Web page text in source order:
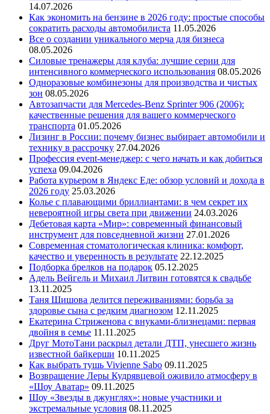
14.07.2026
Как экономить на бензине в 2026 году: простые способы
сократить расходы автомобилиста 11.05.2026
Все о создании уникального мерча для бизнеса
08.05.2026
Силовые тренажеры для клуба: лучшие серии для
интенсивного коммерческого использования 08.05.2026
Одноразовые комбинезоны для производства и чистых
зон 08.05.2026
Автозапчасти для Mercedes-Benz Sprinter 906 (2006):
качественные решения для вашего коммерческого
транспорта 01.05.2026
Лизинг в России: почему бизнес выбирает автомобили и
технику в рассрочку 27.04.2026
Профессия event-менеджер: с чего начать и как добиться
успеха 09.04.2026
Работа курьером в Яндекс Еде: обзор условий и дохода в
2026 году 25.03.2026
Колье с плавающими бриллиантами: в чем секрет их
невероятной игры света при движении 24.03.2026
Дебетовая карта «Мир»: современный финансовый
инструмент для повседневной жизни 27.01.2026
Современная стоматологическая клиника: комфорт,
качество и уверенность в результате 22.12.2025
Подборка брелков на подарок 05.12.2025
Адель Вейгель и Михаил Литвин готовятся к свадьбе
13.11.2025
Таня Шишова делится переживаниями: борьба за
здоровье сына с редким диагнозом 12.11.2025
Екатерина Стриженова с внуками-близнецами: первая
двойня в семье 11.11.2025
Друг МотоТани раскрыл детали ДТП, унесшего жизнь
известной байкерши 10.11.2025
Как выбрать тушь Vivienne Sabo 09.11.2025
Возвращение Леры Кудрявцевой оживило атмосферу в
«Шоу Аватар» 09.11.2025
Шоу «Звезды в джунглях»: новые участники и
экстремальные условия 08.11.2025